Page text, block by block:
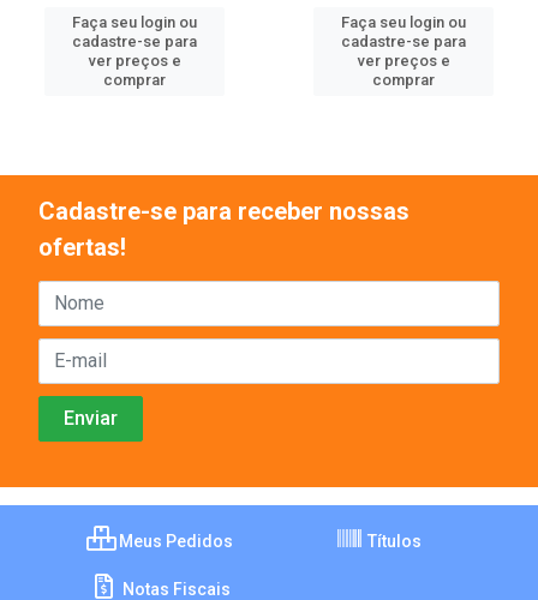
Faça seu login ou
cadastre-se para
ver preços e
comprar
Faça seu login ou
cadastre-se para
ver preços e
comprar
Cadastre-se para receber nossas
ofertas!
Meus Pedidos Títulos
Notas Fiscais